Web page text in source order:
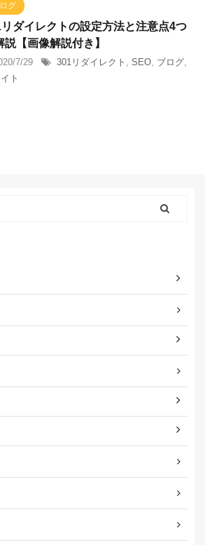
グ
ダイレクトの設定方法と注意点4つ
説【画像解説付き】
7/29 301リダイレクト , SEO, ブログ,
ト